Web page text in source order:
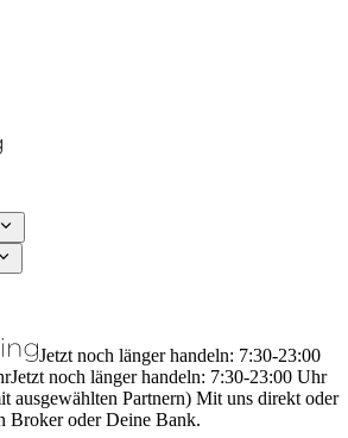
Jetzt noch länger handeln: 7:30-23:00
Jetzt noch länger handeln: 7:30-23:00 Uhr
ausgewählten Partnern) Mit uns direkt oder
Broker oder Deine Bank.